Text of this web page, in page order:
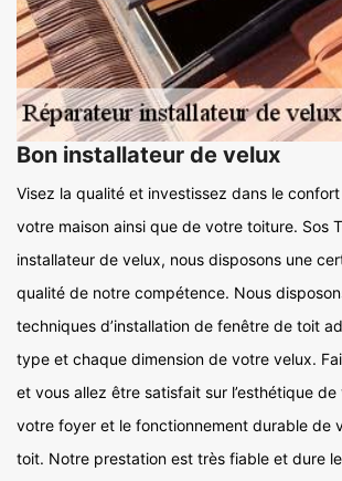
Bon installateur de velux
Visez la qualité et investissez dans le
votre maison ainsi que de votre toiture. Sos
installateur de velux, nous disposons une
qualité de notre compétence. Nous
techniques d’installation de fenêtre de toit
type et chaque dimension de votre velux.
et vous allez être satisfait sur l’esthétique
votre foyer et le fonctionnement durable de
toit. Notre prestation est très fiable et dure